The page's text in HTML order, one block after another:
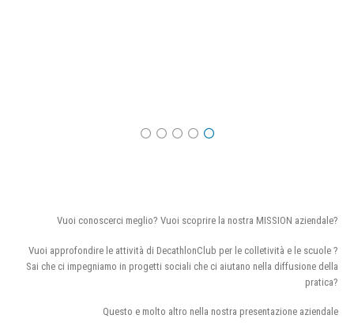
Vuoi conoscerci meglio? Vuoi scoprire la nostra MISSION aziendale?
Vuoi approfondire le attività di DecathlonClub per le colletività e le scuole ?
Sai che ci impegniamo in progetti sociali che ci aiutano nella diffusione della
pratica?
Questo e molto altro nella nostra presentazione aziendale